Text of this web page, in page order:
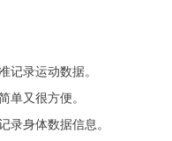
记录运动数据。
单又很方便。
录身体数据信息。